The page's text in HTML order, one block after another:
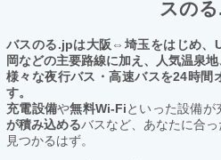
スの
バスのる.jpは大阪⇔埼玉をはじめ、
岡などの主要路線に加え、人気温泉
様々な夜行バス・高速バスを24時間
す。
充電設備や無料Wi-Fiといった設備が
が積み込めるバスなど、あなたに合
見つかるはず。